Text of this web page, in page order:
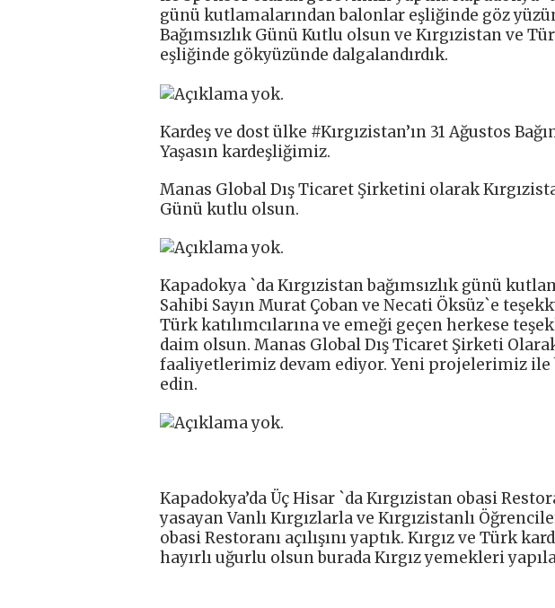
günü kutlamalarından balonlar eşliğinde göz
Bağımsızlık Günü Kutlu olsun ve Kırgızistan ve
eşliğinde gökyüzünde dalgalandırdık.
Kardeş ve dost ülke #Kırgızistan’ın 31 Ağustos
Yaşasın kardeşliğimiz.
Manas Global Dış Ticaret Şirketini olarak
Günü kutlu olsun.
Kapadokya `da Kırgızistan bağımsızlık günü
Sahibi Sayın Murat Çoban ve Necati Öksüz`e
Türk katılımcılarına ve emeği geçen herkese
daim olsun. Manas Global Dış Ticaret Şirketi
faaliyetlerimiz devam ediyor. Yeni projelerimiz ile
edin.
Kapadokya’da Üç Hisar `da Kırgızistan obasi
yasayan Vanlı Kırgızlarla ve Kırgızistanlı
obasi Restoranı açılışını yaptık. Kırgız ve Türk
hayırlı uğurlu olsun burada Kırgız yemekleri